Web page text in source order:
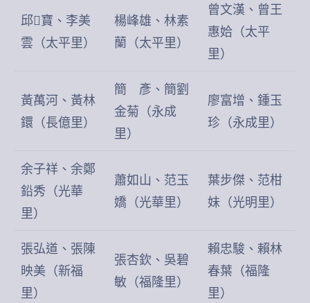
邱寶、李美
雲（太平里）
楊峰雄、林素
蘭（太平里）
曾文漢、曾王
惠姶（太平
里）
黃萬河、黃林
鐶（長億里）
簡 彥、簡劉
金菊（永成
里）
廖富增、鍾玉
珍（永成里）
余子祥、余鄭
鉛秀（光華
里）
蕭如山、范玉
嬌（光華里）
葉步傑、范柑
妹（光明里）
張弘道、張陳
映美（新福
里）
張杏欽、吳碧
敏（福隆里）
賴忠駿、賴林
春葉（福隆
里）